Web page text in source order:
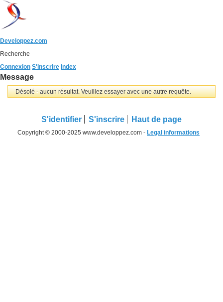
Developpez.com
Recherche
Connexion S'inscrire Index
Message
Désolé - aucun résultat. Veuillez essayer avec une autre requête.
S'identifier S'inscrire Haut de page
Copyright © 2000-2025 www.developpez.com - Legal informations